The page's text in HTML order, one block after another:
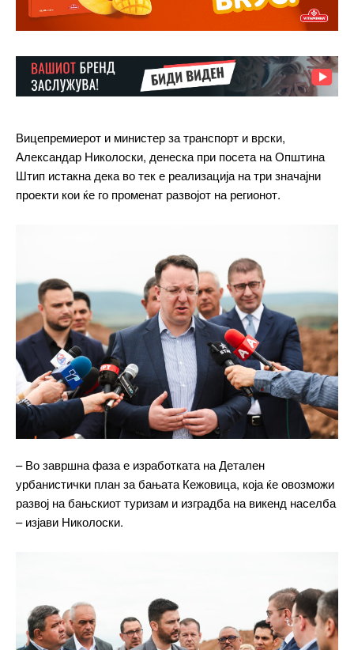
Free
Вицепремиерот и министер за транспорт и врски,
Александар Николоски, денеска при посета на Општина
Штип истакна дека во тек е реализација на три значајни
проекти кои ќе го променат развојот на регионот.
– Во завршна фаза е изработката на Детален
урбанистички план за бањата Кежовица, која ќе овозможи
развој на бањскиот туризам и изградба на викенд населба
– изјави Николоски.